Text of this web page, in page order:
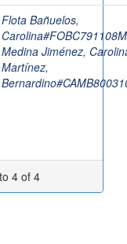
Flota Bañuelos,
Medina Jiménez,
Martínez,
4 of 4